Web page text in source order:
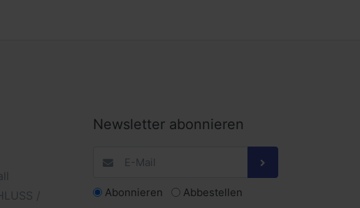
/
Newsletter abonnieren
Abonnieren Abbestellen